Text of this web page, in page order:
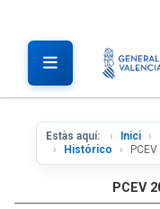
Estàs aquí: Inici
Histórico
PCEV